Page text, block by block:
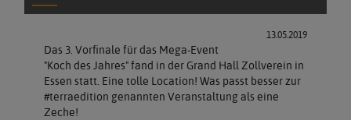
13.05.2019
Das 3. Vorfinale für das Mega-Event
"Koch des Jahres" fand in der Grand Hall Zollverein in
Essen statt. Eine tolle Location! Was passt besser zur
#terraedition genannten Veranstaltung als eine
Zeche!